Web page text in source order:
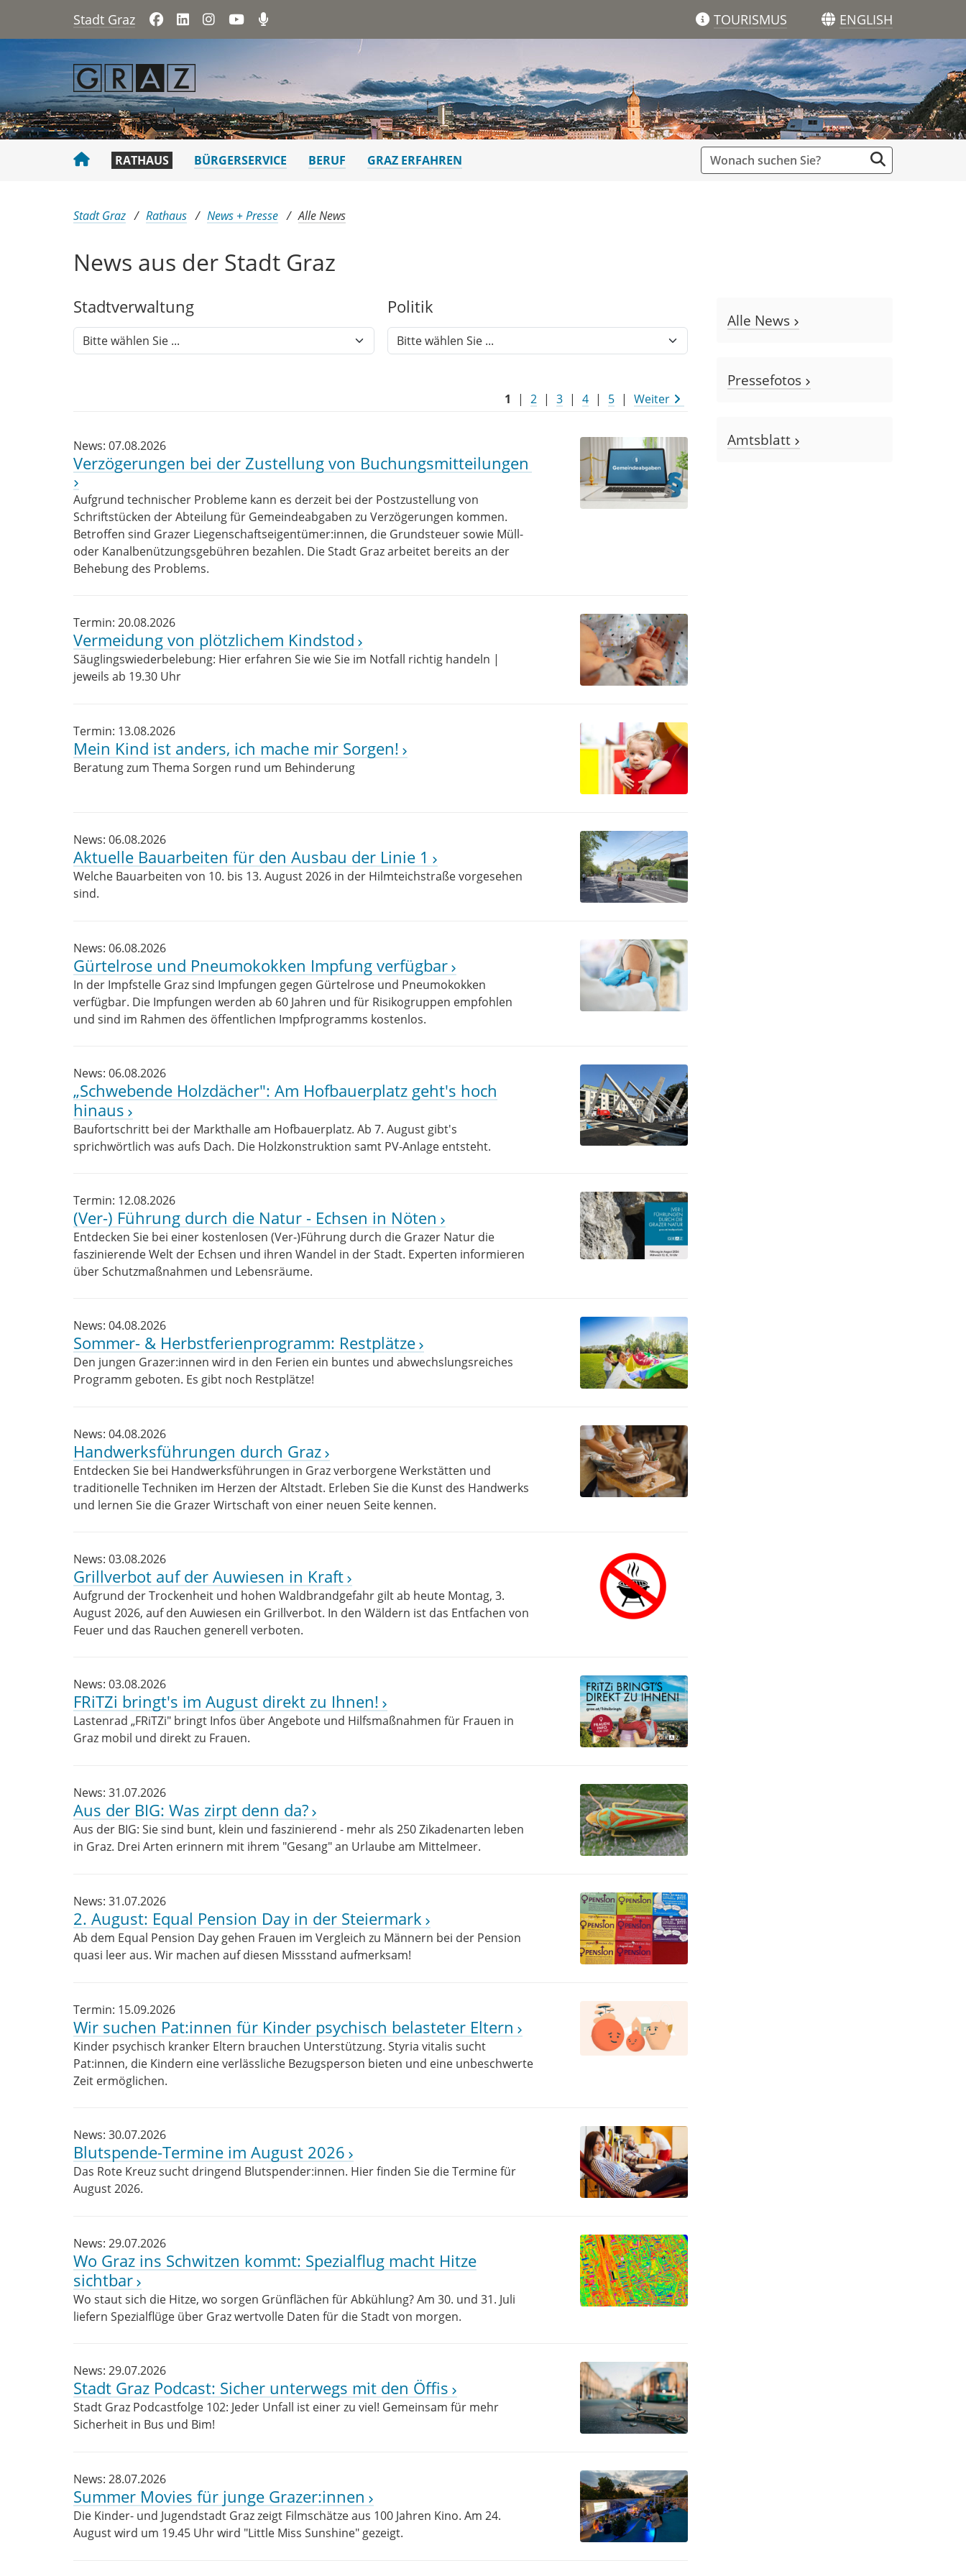
Stadt Graz FacebookLinkedInInstagramYouTubePodcast TOURISMUS ENGLISH
RATHAUS BÜRGERSERVICE BERUF GRAZ ERFAHREN
Sie sind hier:
Stadt Graz Rathaus News + Presse Alle News
News aus der Stadt Graz
Stadtver​­waltung Politik
1 | 2 | 3 | 4 | 5 | Weiter
News: 07.08.2026
Verzögerungen bei der Zustellung von Buchungsmitteilungen
Aufgrund technischer Probleme kann es derzeit bei der Postzustellung von
Schriftstücken der Abteilung für Gemeindeabgaben zu Verzögerungen kommen.
Betroffen sind Grazer Liegenschaftseigentümer:innen, die Grundsteuer sowie Müll-
oder Kanalbenützungsgebühren bezahlen. Die Stadt Graz arbeitet bereits an der
Behebung des Problems.
Termin: 20.08.2026
Vermeidung von plötzlichem Kindstod
Säuglingswiederbelebung: Hier erfahren Sie wie Sie im Notfall richtig handeln |
jeweils ab 19.30 Uhr
Termin: 13.08.2026
Mein Kind ist anders, ich mache mir Sorgen!
Beratung zum Thema Sorgen rund um Behinderung
News: 06.08.2026
Aktuelle Bauarbeiten für den Ausbau der Linie 1
Welche Bauarbeiten von 10. bis 13. August 2026 in der Hilmteichstraße vorgesehen
sind.
News: 06.08.2026
Gürtelrose und Pneumokokken Impfung verfügbar
In der Impfstelle Graz sind Impfungen gegen Gürtelrose und Pneumokokken
verfügbar. Die Impfungen werden ab 60 Jahren und für Risikogruppen empfohlen
und sind im Rahmen des öffentlichen Impfprogramms kostenlos.
News: 06.08.2026
„Schwebende Holzdächer": Am Hofbauerplatz geht's hoch
hinaus
Baufortschritt bei der Markthalle am Hofbauerplatz. Ab 7. August gibt's
sprichwörtlich was aufs Dach. Die Holzkonstruktion samt PV-Anlage entsteht.
Termin: 12.08.2026
(Ver-) Führung durch die Natur - Echsen in Nöten
Entdecken Sie bei einer kostenlosen (Ver-)Führung durch die Grazer Natur die
faszinierende Welt der Echsen und ihren Wandel in der Stadt. Experten informieren
über Schutzmaßnahmen und Lebensräume.
News: 04.08.2026
Sommer- & Herbstferienprogramm: Restplätze
Den jungen Grazer:innen wird in den Ferien ein buntes und abwechslungsreiches
Programm geboten. Es gibt noch Restplätze!
News: 04.08.2026
Handwerksführungen durch Graz
Entdecken Sie bei Handwerksführungen in Graz verborgene Werkstätten und
traditionelle Techniken im Herzen der Altstadt. Erleben Sie die Kunst des Handwerks
und lernen Sie die Grazer Wirtschaft von einer neuen Seite kennen.
News: 03.08.2026
Grillverbot auf der Auwiesen in Kraft
Aufgrund der Trockenheit und hohen Waldbrandgefahr gilt ab heute Montag, 3.
August 2026, auf den Auwiesen ein Grillverbot. In den Wäldern ist das Entfachen von
Feuer und das Rauchen generell verboten.
News: 03.08.2026
FRiTZi bringt's im August direkt zu Ihnen!
Lastenrad „FRiTZi" bringt Infos über Angebote und Hilfsmaßnahmen für Frauen in
Graz mobil und direkt zu Frauen.
News: 31.07.2026
Aus der BIG: Was zirpt denn da?
Aus der BIG: Sie sind bunt, klein und faszinierend - mehr als 250 Zikadenarten leben
in Graz. Drei Arten erinnern mit ihrem "Gesang" an Urlaube am Mittelmeer.
News: 31.07.2026
2. August: Equal Pension Day in der Steiermark
Ab dem Equal Pension Day gehen Frauen im Vergleich zu Männern bei der Pension
quasi leer aus. Wir machen auf diesen Missstand aufmerksam!
Termin: 15.09.2026
Wir suchen Pat:innen für Kinder psychisch belasteter Eltern
Kinder psychisch kranker Eltern brauchen Unterstützung. Styria vitalis sucht
Pat:innen, die Kindern eine verlässliche Bezugsperson bieten und eine unbeschwerte
Zeit ermöglichen.
News: 30.07.2026
Blutspende-Termine im August 2026
Das Rote Kreuz sucht dringend Blutspender:innen. Hier finden Sie die Termine für
August 2026.
News: 29.07.2026
Wo Graz ins Schwitzen kommt: Spezialflug macht Hitze
sichtbar
Wo staut sich die Hitze, wo sorgen Grünflächen für Abkühlung? Am 30. und 31. Juli
liefern Spezialflüge über Graz wertvolle Daten für die Stadt von morgen.
News: 29.07.2026
Stadt Graz Podcast: Sicher unterwegs mit den Öffis
Stadt Graz Podcastfolge 102: Jeder Unfall ist einer zu viel! Gemeinsam für mehr
Sicherheit in Bus und Bim!
News: 28.07.2026
Summer Movies für junge Grazer:innen
Die Kinder- und Jugendstadt Graz zeigt Filmschätze aus 100 Jahren Kino. Am 24.
August wird um 19.45 Uhr wird "Little Miss Sunshine" gezeigt.
Alle News
Pressefotos
Amtsblatt